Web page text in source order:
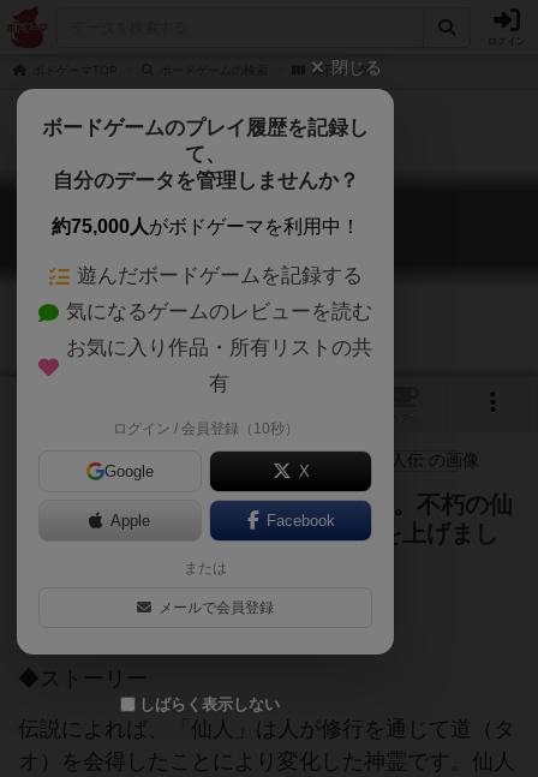
御石仙人伝
御石仙人伝
Sorcerer & Stones
中国古神話, 道術の仙人を演じます。不朽の仙
人となり、優れた道術士として名を上げまし
ゲームマーケット2017秋（東京）
◆ストーリー
伝説によれば、「仙人」は人が修行を通じて道（タ
オ）を会得したことにより変化した神霊です。仙人
閉じる
ボードゲームのプレイ履歴を記録し
て、
自分のデータを管理しませんか？
約75,000人がボドゲーマを利用中！
遊んだボードゲームを記録する
気になるゲームのレビューを読む
お気に入り作品・所有リストの共
有
ログイン / 会員登録（10秒）
Google X
Apple Facebook
または
メールで会員登録
しばらく表示しない